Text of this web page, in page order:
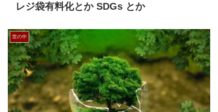
レジ袋有料化とか SDGs とか
世の中